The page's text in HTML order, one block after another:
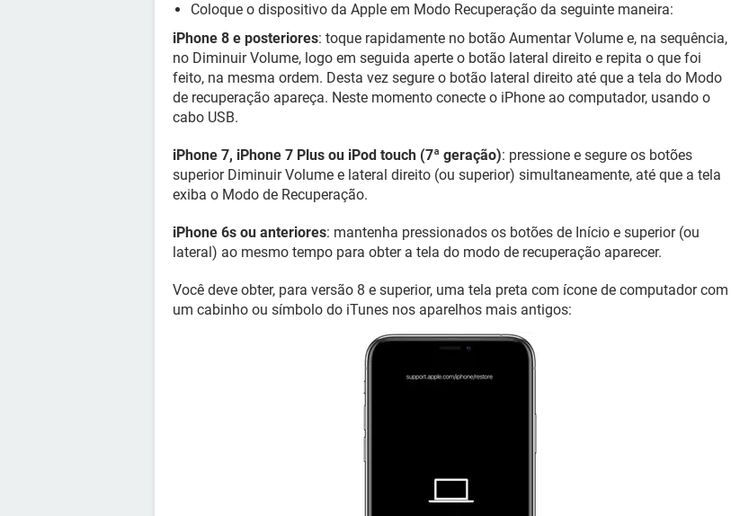
Coloque o dispositivo da Apple em Modo Recuperação da seguinte maneira:
iPhone 8 e posteriores: toque rapidamente no botão Aumentar Volume e, na sequência,
no Diminuir Volume, logo em seguida aperte o botão lateral direito e repita o que foi
feito, na mesma ordem. Desta vez segure o botão lateral direito até que a tela do Modo
de recuperação apareça. Neste momento conecte o iPhone ao computador, usando o
cabo USB.
iPhone 7, iPhone 7 Plus ou iPod touch (7ª geração): pressione e segure os botões
superior Diminuir Volume e lateral direito (ou superior) simultaneamente, até que a tela
exiba o Modo de Recuperação.
iPhone 6s ou anteriores: mantenha pressionados os botões de Início e superior (ou
lateral) ao mesmo tempo para obter a tela do modo de recuperação aparecer.
Você deve obter, para versão 8 e superior, uma tela preta com ícone de computador com
um cabinho ou símbolo do iTunes nos aparelhos mais antigos: